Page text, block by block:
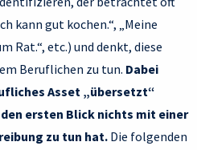
kann gut kochen.“, „Meine
Rat.“, etc.) und denkt, diese
Beruflichen zu tun. Dabei
Asset „übersetzt“
ersten Blick nichts mit einer
zu tun hat. Die folgenden